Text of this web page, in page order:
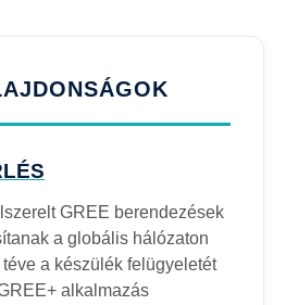
GREE berendezések
a globális hálózaton
a készülék felügyeletét
alkalmazás